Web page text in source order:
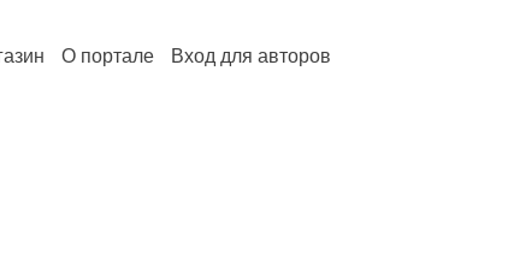
О портале Вход для авторов